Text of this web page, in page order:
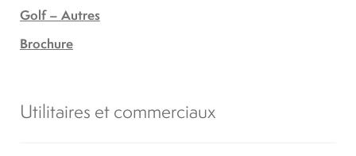
Golf – Autres
Brochure
Utilitaires et commerciaux